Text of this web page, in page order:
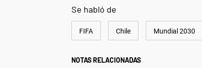
Se habló de
FIFA Chile Mundial 2030
NOTAS RELACIONADAS